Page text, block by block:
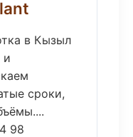
в Кызыл
и
сроки,
98